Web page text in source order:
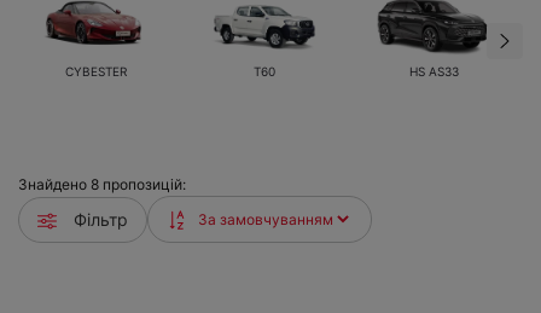
CYBESTER T60 HS AS33
Знайдено 8 пропозицій:
Фільтр